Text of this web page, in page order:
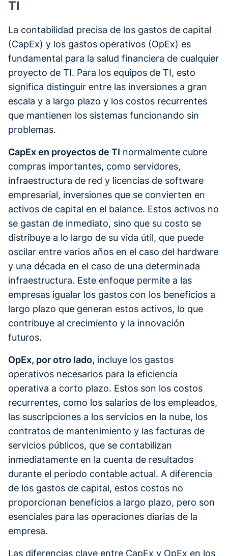
TI
La contabilidad precisa de los gastos de capital
(CapEx) y los gastos operativos (OpEx) es
fundamental para la salud financiera de cualquier
proyecto de TI. Para los equipos de TI, esto
significa distinguir entre las inversiones a gran
escala y a largo plazo y los costos recurrentes
que mantienen los sistemas funcionando sin
problemas.
CapEx en proyectos de TI normalmente cubre
compras importantes, como servidores,
infraestructura de red y licencias de software
empresarial, inversiones que se convierten en
activos de capital en el balance. Estos activos no
se gastan de inmediato, sino que su costo se
distribuye a lo largo de su vida útil, que puede
oscilar entre varios años en el caso del hardware
y una década en el caso de una determinada
infraestructura. Este enfoque permite a las
empresas igualar los gastos con los beneficios a
largo plazo que generan estos activos, lo que
contribuye al crecimiento y la innovación
futuros.
OpEx, por otro lado, incluye los gastos
operativos necesarios para la eficiencia
operativa a corto plazo. Estos son los costos
recurrentes, como los salarios de los empleados,
las suscripciones a los servicios en la nube, los
contratos de mantenimiento y las facturas de
servicios públicos, que se contabilizan
inmediatamente en la cuenta de resultados
durante el período contable actual. A diferencia
de los gastos de capital, estos costos no
proporcionan beneficios a largo plazo, pero son
esenciales para las operaciones diarias de la
empresa.
Las diferencias clave entre CapEx y OpEx en los